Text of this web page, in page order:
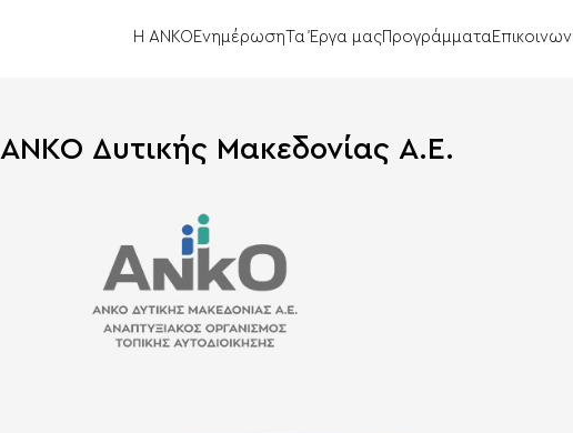
Η ΑΝΚΟ Ενημέρωση Τα Έργα μαςΠρογράμματα
ANKO Δυτικής Μακεδονίας Α.Ε.